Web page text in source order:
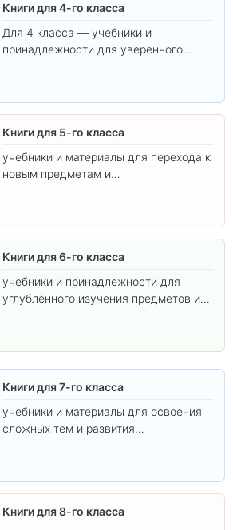
Книги для 4-го класса
Для 4 класса — учебники и
принадлежности для уверенного
Книги для 5-го класса
учебники и материалы для перехода к
новым предметам и
Книги для 6-го класса
учебники и принадлежности для
углублённого изучения предметов и
Книги для 7-го класса
учебники и материалы для освоения
сложных тем и развития
Книги для 8-го класса